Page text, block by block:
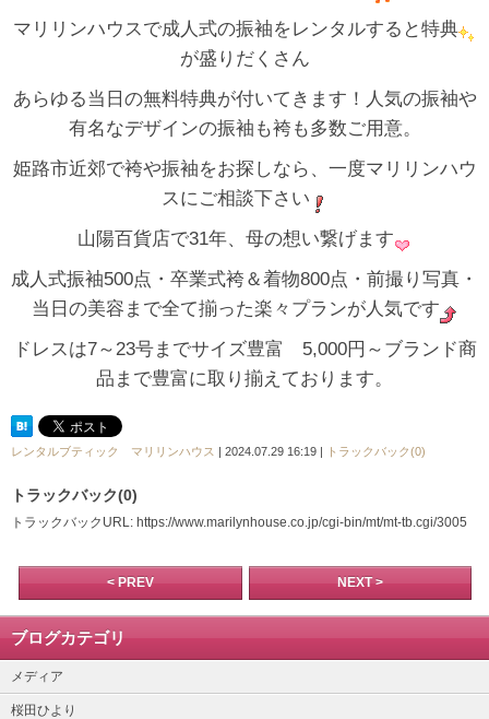
マリリンハウスで成人式の振袖をレンタルすると特典
が盛りだくさん
あらゆる当日の無料特典が付いてきます！人気の振袖や
有名なデザインの振袖も袴も多数ご用意。
姫路市近郊で袴や振袖をお探しなら、一度マリリンハウ
スにご相談下さい
山陽百貨店で31年、母の想い繋げます
成人式振袖500点・卒業式袴＆着物800点・前撮り写真・
当日の美容まで全て揃った楽々プランが人気です
ドレスは7～23号までサイズ豊富 5,000円～ブランド商
品まで豊富に取り揃えております。
レンタルブティック マリリンハウス | 2024.07.29 16:19 | トラックバック(0)
トラックバック(0)
トラックバックURL: https://www.marilynhouse.co.jp/cgi-bin/mt/mt-tb.cgi/3005
< PREV NEXT >
ブログカテゴリ
メディア
桜田ひより